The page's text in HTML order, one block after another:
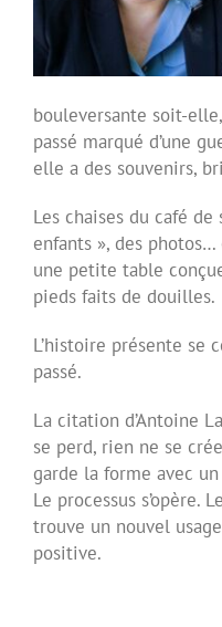
bouleversante soit-
passé marqué d’une
elle a des souvenirs,
Les chaises du café
enfants », des
une petite table
pieds faits de douilles.
L’histoire présente se
passé.
La citation d’Antoine
se perd, rien ne se
garde la forme avec
Le processus s’opère.
trouve un nouvel
positive.